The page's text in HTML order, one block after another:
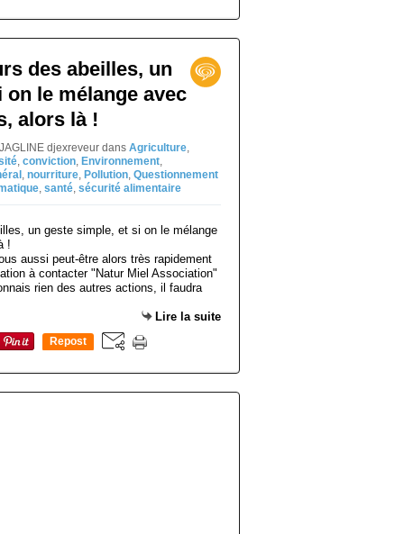
des abeilles, un
le mélange avec
alors là !
djexreveur dans Agriculture,
, conviction, Environnement,
, nourriture, Pollution, Questionnement
, santé, sécurité alimentaire
aussi peut-être alors très rapidement
à contacter "Natur Miel Association"
rien des autres actions, il faudra
Lire la suite
Repost